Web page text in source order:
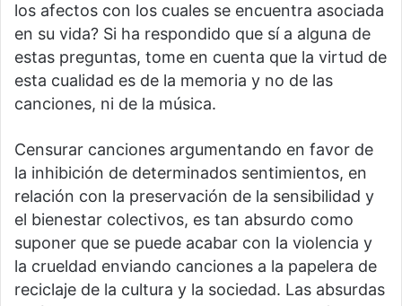
los afectos con los cuales se encuentra asociada
en su vida? Si ha respondido que sí a alguna de
estas preguntas, tome en cuenta que la virtud de
esta cualidad es de la memoria y no de las
canciones, ni de la música.
Censurar canciones argumentando en favor de
la inhibición de determinados sentimientos, en
relación con la preservación de la sensibilidad y
el bienestar colectivos, es tan absurdo como
suponer que se puede acabar con la violencia y
la crueldad enviando canciones a la papelera de
reciclaje de la cultura y la sociedad. Las absurdas